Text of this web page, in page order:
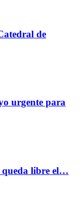
de
urgente para
queda libre el…